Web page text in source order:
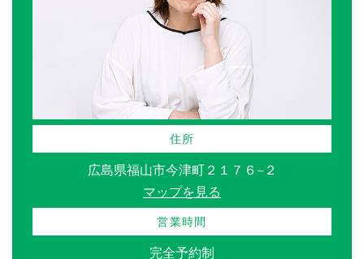
住所
広島県福山市今津町２１７６−２
マップを見る
営業時間
完全予約制